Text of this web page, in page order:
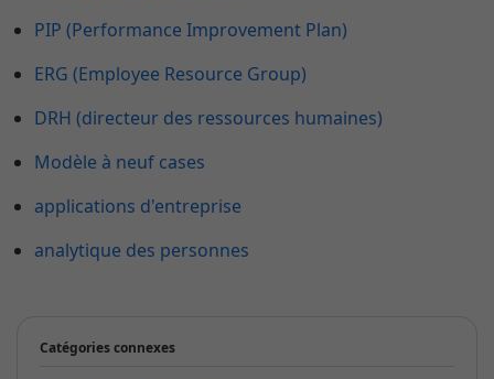
PIP (Performance Improvement Plan)
ERG (Employee Resource Group)
DRH (directeur des ressources humaines)
Modèle à neuf cases
applications d'entreprise
analytique des personnes
Catégories connexes